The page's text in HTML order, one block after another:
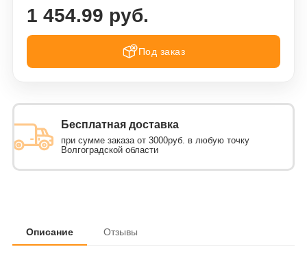
1 454.99 руб.
Под заказ
Бесплатная доставка
при сумме заказа от 3000руб. в любую точку
Волгоградской области
Описание Отзывы